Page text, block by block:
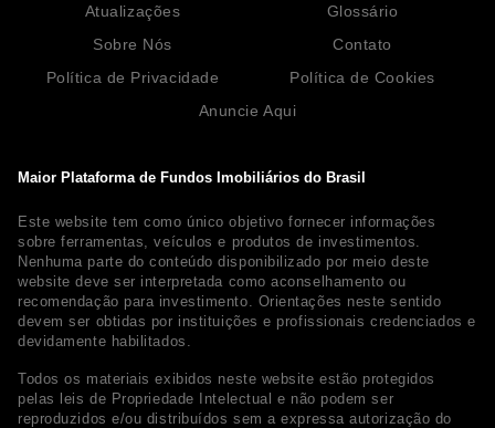
Maior Plataforma de Fundos Imobiliários do Brasil
Este website tem como único objetivo fornecer informações
sobre ferramentas, veículos e produtos de investimentos.
Nenhuma parte do conteúdo disponibilizado por meio deste
website deve ser interpretada como aconselhamento ou
recomendação para investimento. Orientações neste sentido
devem ser obtidas por instituições e profissionais credenciados e
devidamente habilitados.
Todos os materiais exibidos neste website estão protegidos
pelas leis de Propriedade Intelectual e não podem ser
reproduzidos e/ou distribuídos sem a expressa autorização do
Atualizações
Glossário
Sobre Nós
Contato
Política de Privacidade
Política de Cookies
Anuncie Aqui